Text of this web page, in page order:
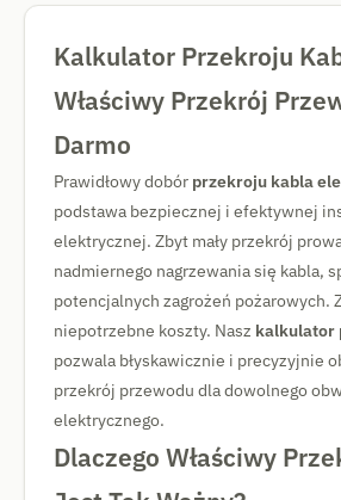
Kalkulator Przekroju
Właściwy Przekrój
Darmo
Prawidłowy dobór przekroju kabla
podstawa bezpiecznej i efektywnej
elektrycznej. Zbyt mały przekrój
nadmiernego nagrzewania się kabla,
potencjalnych zagrożeń pożarowych.
niepotrzebne koszty. Nasz kalkulator
pozwala błyskawicznie i precyzyjnie
przekrój przewodu dla dowolnego
elektrycznego.
Dlaczego Właściwy